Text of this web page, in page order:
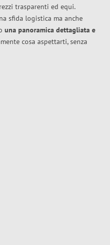
trasparenti ed equi.
sfida logistica ma anche
una panoramica dettagliata e
cosa aspettarti, senza